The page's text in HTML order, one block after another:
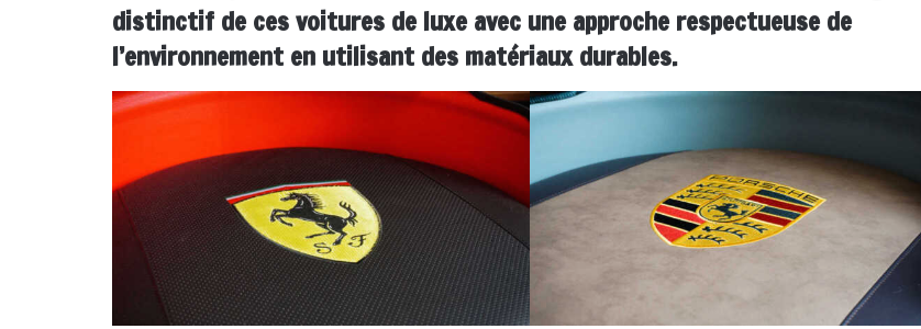
distinctif de ces voitures de luxe avec une approche respectueuse de
l’environnement en utilisant des matériaux durables.